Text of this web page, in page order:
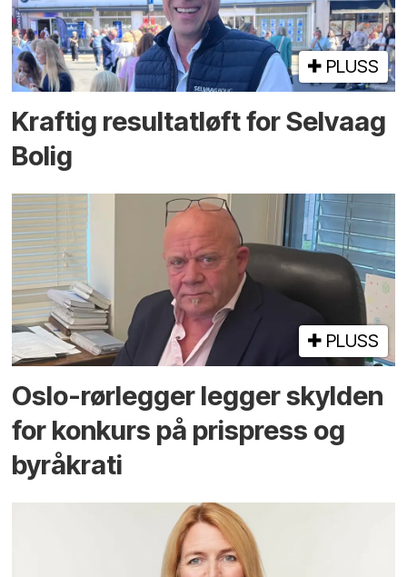
PLUSS
Kraftig resultatløft for Selvaag
Bolig
PLUSS
Oslo-rørlegger legger skylden
for konkurs på prispress og
byråkrati